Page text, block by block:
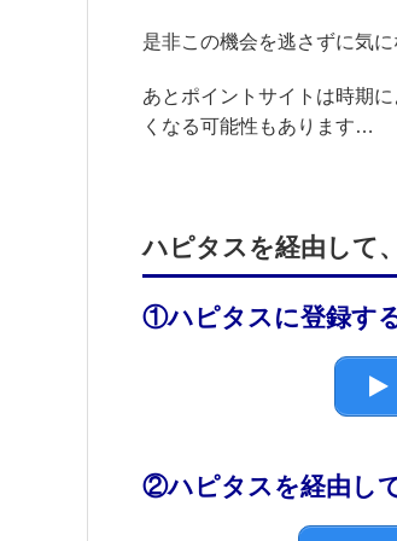
是非この機会を逃さずに気
あとポイントサイトは時期
くなる可能性もあります…
ハピタスを経由して
①ハピタスに登録す
②ハピタスを経由し